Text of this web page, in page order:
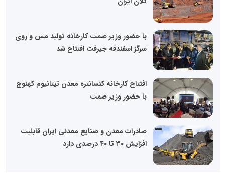
با حضور وزیر صمت کارخانه تولید مس و روی
سرگز اسفندقه جیرفت افتتاح شد
افتتاح کارخانه کنسانتره معدن تیتانیوم کهنوج
با حضور وزیر صمت
صادرات معدن و صنایع معدنی ایران قابلیت
افزایش ۳۰ تا ۴۰ درصدی دارد